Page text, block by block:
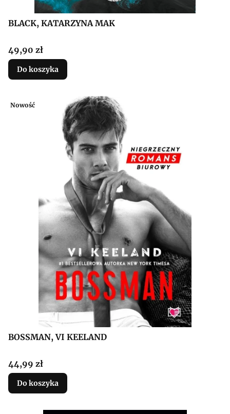
BLACK, KATARZYNA MAK
Cena
49,90 zł
Do koszyka
Nowość
BOSSMAN, VI KEELAND
Cena
44,99 zł
Do koszyka